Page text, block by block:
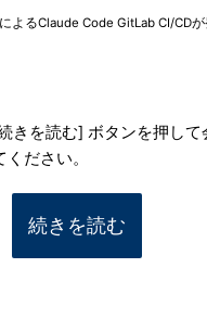
よるClaude Code GitLab CI/CD
きを読む] ボタンを押して
ださい。
続きを読む